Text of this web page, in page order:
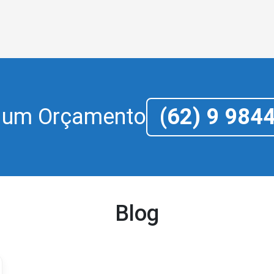
Orçamento (62) 9
Blog